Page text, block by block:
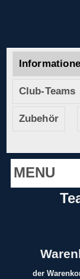
Club-Teams
Zubehör
MENU
der